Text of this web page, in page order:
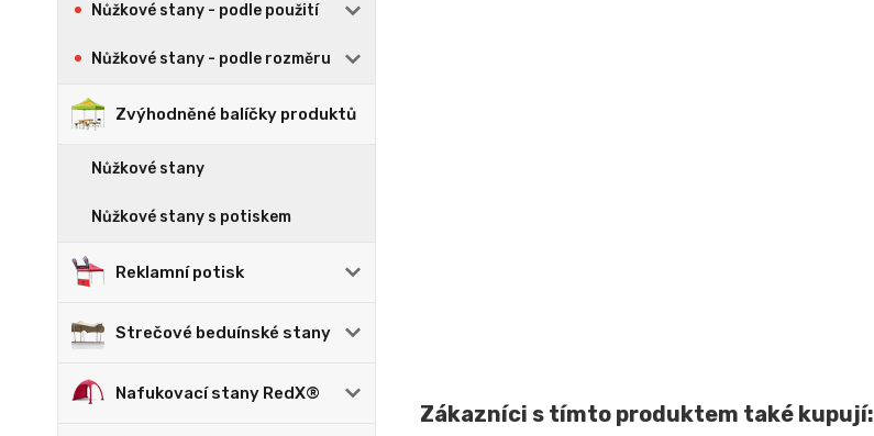
Nůžkové stany - podle použití
Nůžkové stany - podle rozměru
Zvýhodněné balíčky produktů
Nůžkové stany
Nůžkové stany s potiskem
Reklamní potisk
Strečové beduínské stany
Nafukovací stany RedX®
Zákazníci s tímto produktem také kupují: